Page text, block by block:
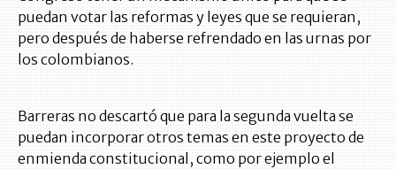
puedan votar las reformas y leyes que se requieran,
pero después de haberse refrendado en las urnas por
los colombianos.
Barreras no descartó que para la segunda vuelta se
puedan incorporar otros temas en este proyecto de
enmienda constitucional, como por ejemplo el